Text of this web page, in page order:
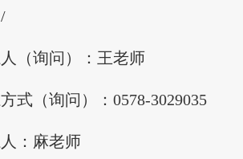
询问）：王老师
（询问）：0578-3029035
：麻老师